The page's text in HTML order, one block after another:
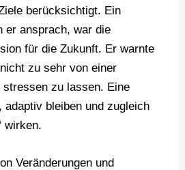
berücksichtigt. Ein
er ansprach, war die
für die Zukunft. Er warnte
zu sehr von einer
zu lassen. Eine
bleiben und zugleich
wirken.
Veränderungen und